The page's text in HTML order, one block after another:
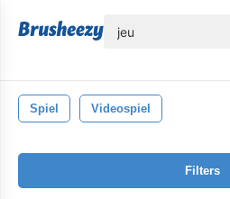
Spiel Videospiel
Filters